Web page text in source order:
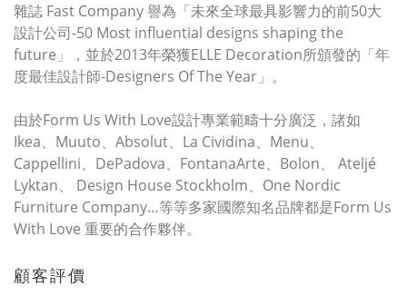
雜誌 Fast Company 譽為「未來全球最具影響力的前50大
設計公司-50 Most influential designs shaping the
future」，並於2013年榮獲ELLE Decoration所頒發的「年
度最佳設計師-Designers Of The Year」。
由於Form Us With Love設計專業範疇十分廣泛，諸如
Ikea、Muuto、Absolut、La Cividina、Menu、
Cappellini、DePadova、FontanaArte、Bolon、 Ateljé
Lyktan、 Design House Stockholm、One Nordic
Furniture Company…等等多家國際知名品牌都是Form Us
With Love 重要的合作夥伴。
顧客評價